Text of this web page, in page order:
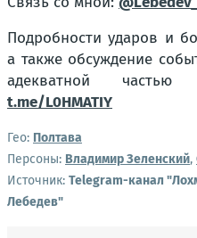
Подробности ударов и
а также обсуждение
адекватной
t.me/L0HMATIY
Гео: Полтава
Персоны: Владимир Зеленский,
Источник: Telegram-канал
Лебедев"